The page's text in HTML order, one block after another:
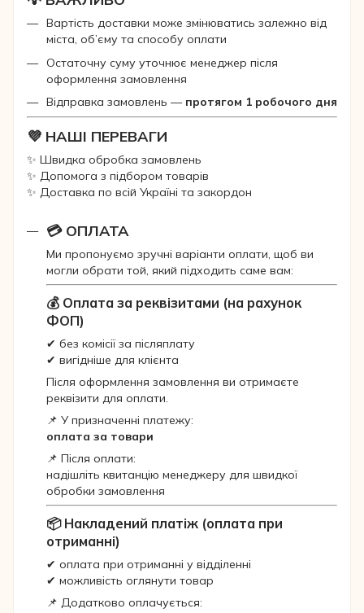
Вартість доставки може змінюватись залежно від
міста, об’єму та способу оплати
Остаточну суму уточнює менеджер після
оформлення замовлення
Відправка замовлень — протягом 1 робочого дня
💜 НАШІ ПЕРЕВАГИ
✨ Швидка обробка замовлень
✨ Допомога з підбором товарів
✨ Доставка по всій Україні та закордон
💳 ОПЛАТА
Ми пропонуємо зручні варіанти оплати, щоб ви
могли обрати той, який підходить саме вам:
💰 Оплата за реквізитами (на рахунок
ФОП)
✔ без комісії за післяплату
✔ вигідніше для клієнта
Після оформлення замовлення ви отримаєте
реквізити для оплати.
📌 У призначенні платежу:
оплата за товари
📌 Після оплати:
надішліть квитанцію менеджеру для швидкої
обробки замовлення
📦 Накладений платіж (оплата при
отриманні)
✔ оплата при отриманні у відділенні
✔ можливість оглянути товар
📌 Додатково оплачується: